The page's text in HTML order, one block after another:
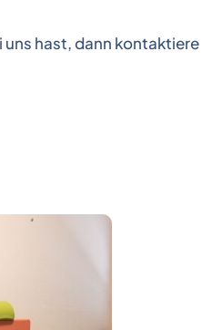
uns hast, dann kontaktiere